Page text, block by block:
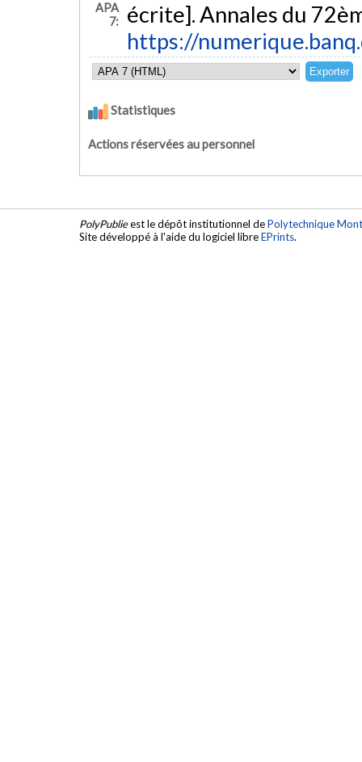
APA
7:
écrite]. Annales du
https://
Statistiques
Actions réservées au personnel
PolyPublieest le dépôt institutionnel dePolytechnique
Site développé à l'aide du logiciel libreEPrints.